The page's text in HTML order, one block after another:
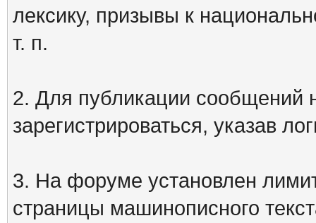
лексику, призывы к
т. п.
2. Для публикации сообщений
зарегистрироваться, указав
3. На форуме установлен
страницы машинописного